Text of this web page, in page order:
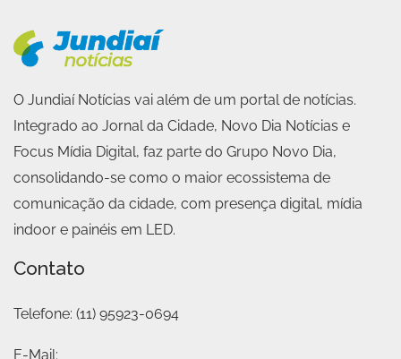
O Jundiaí Notícias vai além de um portal de notícias.
Integrado ao Jornal da Cidade, Novo Dia Notícias e
Focus Mídia Digital, faz parte do Grupo Novo Dia,
consolidando-se como o maior ecossistema de
comunicação da cidade, com presença digital, mídia
indoor e painéis em LED.
Contato
Telefone: (11) 95923-0694
E-Mail: